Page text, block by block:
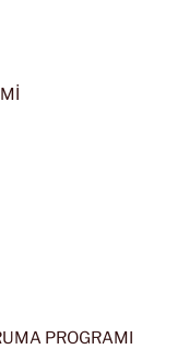
PROGRAMI